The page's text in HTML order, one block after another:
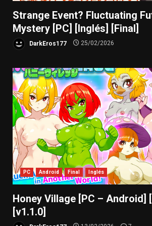
Strange Event? Fluctuating
Mystery [PC] [Inglés] [Final]
DarkEros177 25/02/2026
PC Android Final Inglés
Honey Village [PC – Android]
[v1.1.0]